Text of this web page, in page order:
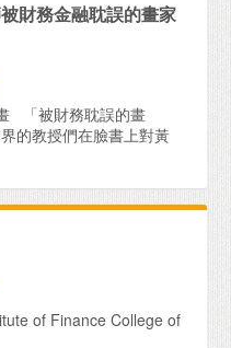
財務金融耽誤的畫家
「被財務耽誤的畫
的教授們在臉書上對黃
of Finance College of